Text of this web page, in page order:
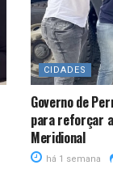
CIDADES
Governo de
para reforçar
Meridional
há 1 semana